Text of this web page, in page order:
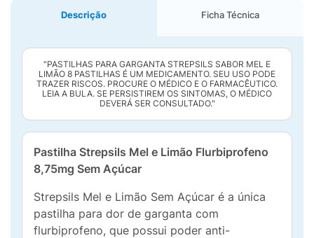
Descrição Ficha Técnica
"PASTILHAS PARA GARGANTA STREPSILS SABOR MEL E
LIMÃO 8 PASTILHAS É UM MEDICAMENTO. SEU USO PODE
TRAZER RISCOS. PROCURE O MÉDICO E O FARMACÊUTICO.
LEIA A BULA. SE PERSISTIREM OS SINTOMAS, O MÉDICO
DEVERÁ SER CONSULTADO."
Pastilha Strepsils Mel e Limão Flurbiprofeno
8,75mg Sem Açúcar
Strepsils Mel e Limão Sem Açúcar é a única
pastilha para dor de garganta com
flurbiprofeno, que possui poder anti-